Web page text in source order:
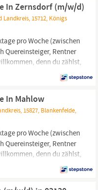
In Zernsdorf (m/w/d)
15712, Königs
pro Woche (zwischen
Quereinsteiger, Rentner
denn du zählst,
als
Zusteller,
Bewerben Button -
In Mahlow
15827, Blankenfelde,
pro Woche (zwischen
Quereinsteiger, Rentner
denn du zählst,
als
Zusteller,
Bewerben Button -